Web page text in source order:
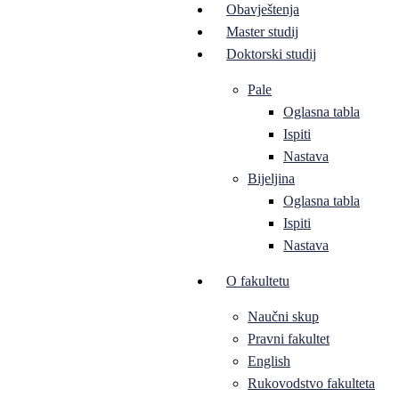
Obavještenja
Master studij
Doktorski studij
Pale
Oglasna tabla
Ispiti
Nastava
Bijeljina
Oglasna tabla
Ispiti
Nastava
O fakultetu
Naučni skup
Pravni fakultet
English
Rukovodstvo fakulteta